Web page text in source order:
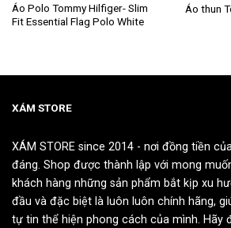
Áo Polo Tommy Hilfiger- Slim
Fit Essential Flag Polo White
Sản
phẩm
nhiều
thể.
tùy
có
thể
được
chọn
Áo thun
Sản
nhiều
tùy
chọn
có
thể
được
chọn
XÁM STORE
XÁM STORE since 2014 - nơi đồng tiền
đáng. Shop được thành lập với mong
khách hàng những sản phẩm bắt kịp xu
đầu và đặc biệt là luôn luôn chính hãng,
tự tin thể hiện phong cách của mình. Hãy